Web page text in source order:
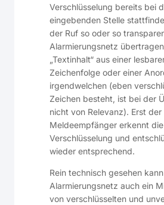
Verschlüsselung bereits bei
eingebenden Stelle
der Ruf so oder so
Alarmierungsnetz
„Textinhalt“ aus einer
Zeichenfolge oder einer
irgendwelchen (eben
Zeichen besteht, ist bei der
nicht von Relevanz). Erst der
Meldeempfänger erkennt die
Verschlüsselung und
wieder entsprechend.
Rein technisch gesehen
Alarmierungsnetz auch ein
von verschlüsselten und